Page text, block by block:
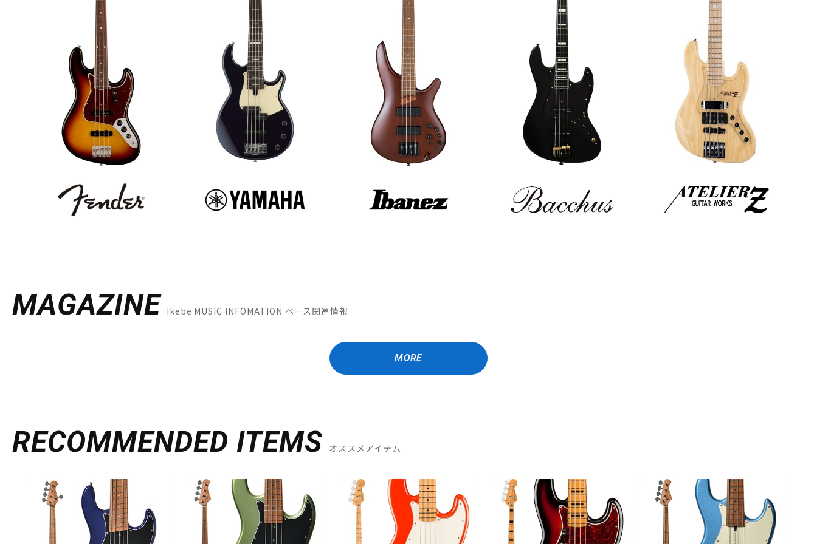
MAGAZINE Ikebe MUSIC INFOMATION ベース関連情報
MORE
RECOMMENDED ITEMS オススメアイテム